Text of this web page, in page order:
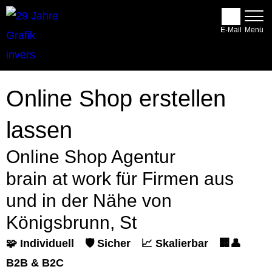
Online Shop erstellen
lassen
Online Shop Agentur
brain at work für Firmen aus
und in der Nähe von
Königsbrunn, St
🧩 Individuell 🛡️ Sicher 📈 Skalierbar
🏢👤
B2B & B2C